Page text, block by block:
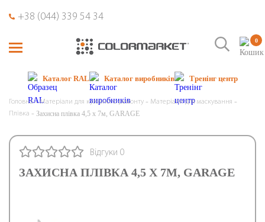
+38 (044) 339 54 34
0
Каталог RAL Каталог виробників Тренінг центр
Головна Матеріали для кузовного ремонту
Матеріали для маскування
Плівка
Захисна плівка 4,5 х 7м, GARAGE
ЗАХИСНА ПЛІВКА 4,5 Х 7М, GARAGE
Відгуки 0